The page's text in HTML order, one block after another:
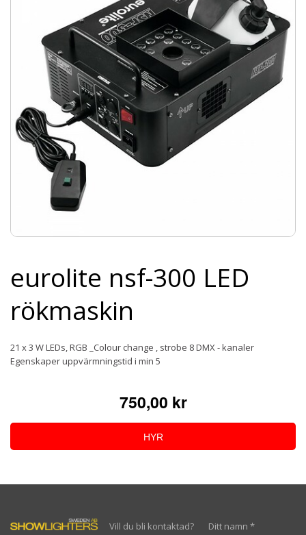
eurolite nsf-300 LED
rökmaskin
21 x 3 W LEDs, RGB _Colour change , strobe 8 DMX - kanaler
Egenskaper uppvärmningstid i min 5
750,00 kr
HYR
Vill du bli kontaktad? Ditt namn *